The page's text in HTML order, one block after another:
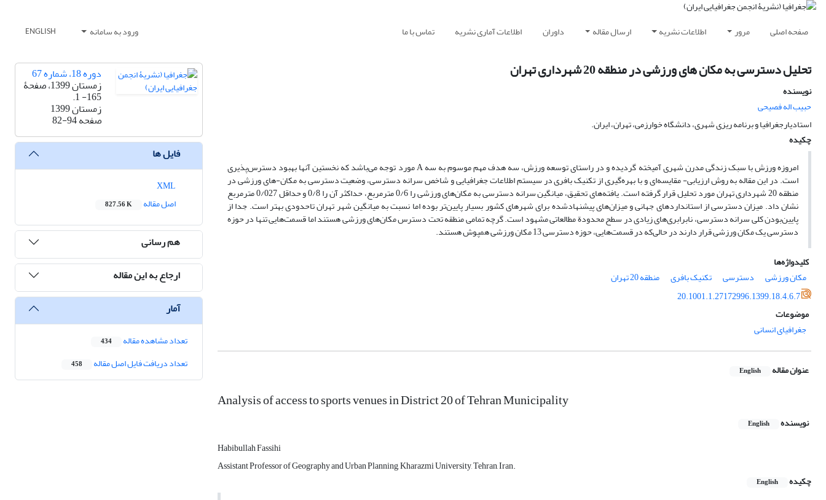
صفحه اصلی مرور اطلاعات نشریه ارسال مقاله داوران اطلاعات آماری نشریه تماس با ما ورود به سامانه ENGLISH
تحلیل دسترسی به مکان های ورزشی در منطقه 20 شهرداری تهران
نویسنده
حبیب اله فصیحی
استادیارجغرافیا و برنامه ریزی شهری، دانشگاه خوارزمی، تهران، ایران.
چکیده
امروزه ورزش با سبک زندگی مدرن شهری آمیخته گردیده و در راستای توسعه ورزش، سه هدف مهم موسوم به سه A مورد توجه می‌باشد که نخستین آنها بهبود دسترس‌پذیری
است. در این مقاله به روش ارزیابی- مقایسه‌ای و با بهره‌گیری از تکنیک بافری در سیستم اطلاعات جغرافیایی و شاخص سرانه دسترسی، وضعیت دسترسی به مکان-های ورزشی در
منطقه 20 شهرداری تهران مورد تحلیل قرار گرفته است. یافته‌های تحقیق، میانگین سرانه دسترسی به مکان‌های ورزشی را 0/6 مترمربع، حداکثر آن را 0/8 و حداقل 0/027 مترمربع
نشان داد. میزان دسترسی از استانداردهای جهانی و میزان‌های پیشنهادشده برای شهرهای کشور بسیار پایین‌تر بوده اما نسبت به میانگین شهر تهران تاحدودی بهتر است. جدا از
پایین‌بودن کلی سرانه دسترسی، نابرابری‌های زیادی در سطح محدودة مطالعاتی مشهود است. گرچه تمامی منطقه تحت دسترس مکان‌های ورزشی هستند اما قسمت‌هایی تنها در حوزه
دسترسی یک مکان ورزشی قرار دارند در حالی‌که در قسمت‌هایی، حوزه دسترسی 13 مکان ورزشی همپوش هستند.
کلیدواژه‌ها
مکان ورزشی
دسترسی تکنیک بافری
منطقه 20 تهران
20.1001.1.27172996.1399.18.4.6.7
موضوعات
جغرافیای انسانی
عنوان مقاله English
Analysis of access to sports venues in District 20 of Tehran Municipality
نویسنده English
Habibullah Fassihi
Assistant Professor of Geography and Urban Planning, Kharazmi University, Tehran, Iran.
چکیده
English
دوره 18، شماره 67
زمستان 1399، صفحۀ
165- 1.
زمستان 1399
صفحه82-94
فایل ها
اصل مقاله
827.56 K
هم رسانی
ارجاع به این مقاله
آمار
تعداد مشاهده مقاله 434
تعداد دریافت فایل اصل مقاله 458